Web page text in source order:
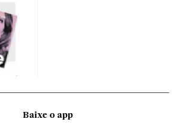
Baixe o app